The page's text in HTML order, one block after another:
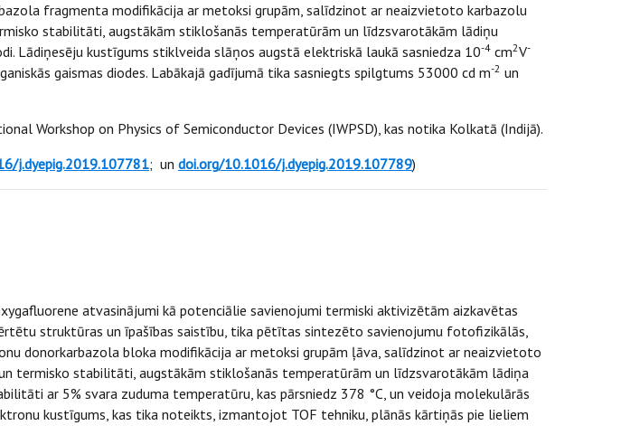
fragmenta modifikācija ar metoksi grupām, salīdzinot ar neaizvietoto karbazolu
stabilitāti, augstākām stiklošanās temperatūrām un līdzsvarotākām lādiņu
Lādiņesēju kustīgums stiklveida slāņos augstā elektriskā laukā sasniedza 10-4 cm2V-
gaismas diodes. Labākajā gadījumā tika sasniegts spilgtums 53000 cd m-2 un
Workshop on Physics of Semiconductor Devices (IWPSD), kas notika Kolkatā (Indijā).
j.dyepig.2019.107781; un doi.org/10.1016/j.dyepig.2019.107789)
atvasinājumi kā potenciālie savienojumi termiski aktivizētām aizkavētas
struktūras un īpašības saistību, tika pētītas sintezēto savienojumu fotofizikālās,
donorkarbazola bloka modifikācija ar metoksi grupām ļāva, salīdzinot ar neaizvietoto
termisko stabilitāti, augstākām stiklošanās temperatūrām un līdzsvarotākām lādiņa
ar 5% svara zuduma temperatūru, kas pārsniedz 378 °C, un veidoja molekulārās
kustīgums, kas tika noteikts, izmantojot TOF tehniku, plānās kārtiņās pie lieliem